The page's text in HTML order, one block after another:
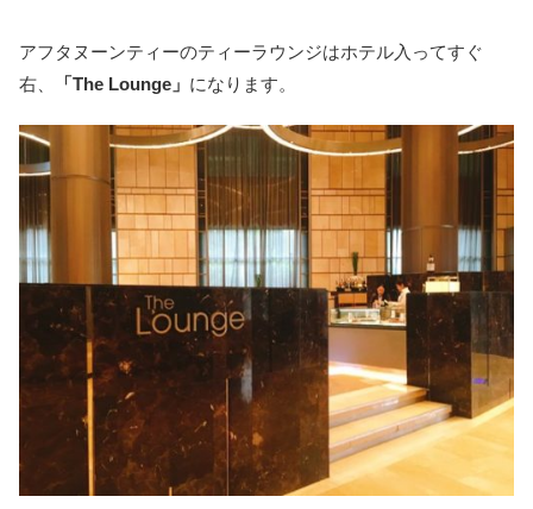
アフタヌーンティーのティーラウンジはホテル入ってすぐ
右、
「The Lounge」 になります。